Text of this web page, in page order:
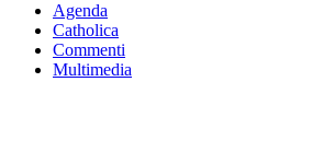
Agenda
Catholica
Commenti
Multimedia